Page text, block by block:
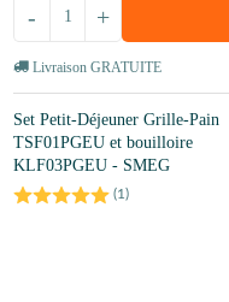
+
-
Livraison GRATUITE
Set Petit-Déjeuner Grille-Pain
TSF01PGEU et bouilloire
KLF03PGEU - SMEG
(1 )